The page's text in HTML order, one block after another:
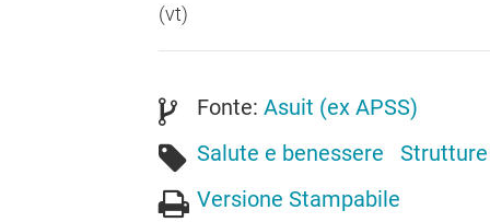
(vt)
Fonte: Asuit (ex APSS)
Salute e benessere
Versione Stampabile